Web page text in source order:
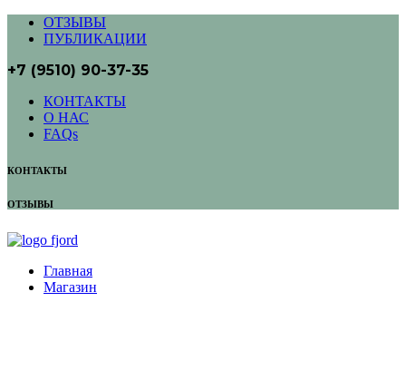
ОТЗЫВЫ
ПУБЛИКАЦИИ
+7 (9510) 90-37-35
КОНТАКТЫ
О НАС
FAQs
КОНТАКТЫ
ОТЗЫВЫ
Главная
Магазин